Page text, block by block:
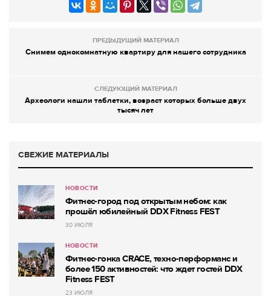
ПРЕДЫДУЩИЙ МАТЕРИАЛ
Снимем однокомнатную квартиру для нашего сотрудника
СЛЕДУЮЩИЙ МАТЕРИАЛ
Археологи нашли таблетки, возраст которых больше двух
тысяч лет
СВЕЖИЕ МАТЕРИАЛЫ
НОВОСТИ
Фитнес-город под открытым небом: как
прошёл юбилейный DDX Fitness FEST
30 ИЮЛЯ
НОВОСТИ
Фитнес-гонка CRACE, техно-перформанс и
более 150 активностей: что ждет гостей DDX
Fitness FEST
23 ИЮЛЯ